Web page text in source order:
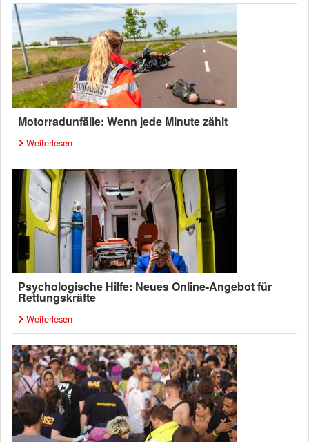
Motorradunfälle: Wenn jede Minute zählt
Weiterlesen
Psychologische Hilfe: Neues Online-Angebot für
Rettungskräfte
Weiterlesen